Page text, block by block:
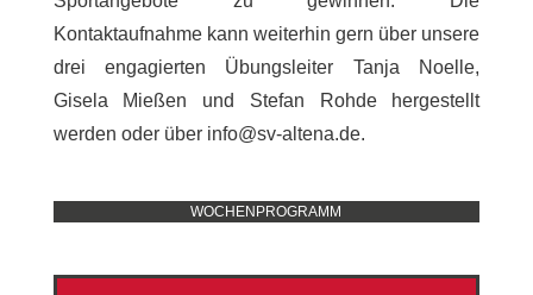
Kontaktaufnahme kann weiterhin gern über unsere
drei engagierten Übungsleiter Tanja Noelle,
Gisela Mießen und Stefan Rohde hergestellt
werden oder über info@sv-altena.de.
WOCHENPROGRAMM